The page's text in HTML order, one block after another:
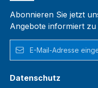
Abonnieren Sie jetzt
Angebote informiert zu
E-Mail-Adresse*
Datenschutz